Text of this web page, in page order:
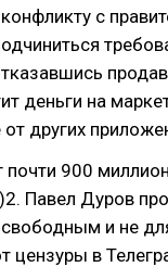
с
деньги на
от других
900
Павел Дуров
свободным и не
цензуры в